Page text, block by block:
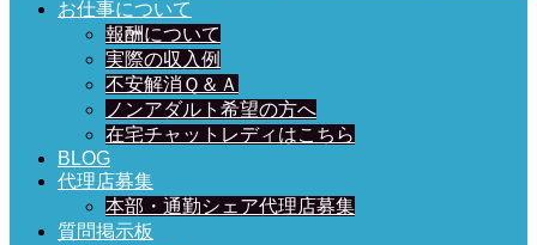
お仕事について
報酬について
実際の収入例
不安解消Ｑ＆Ａ
ノンアダルト希望の方へ
在宅チャットレディはこちら
BLOG
代理店募集
本部・通勤シェア代理店募集
質問掲示板